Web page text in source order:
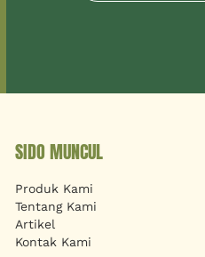
SIDO MUNCUL
Produk Kami
Tentang Kami
Artikel
Kontak Kami